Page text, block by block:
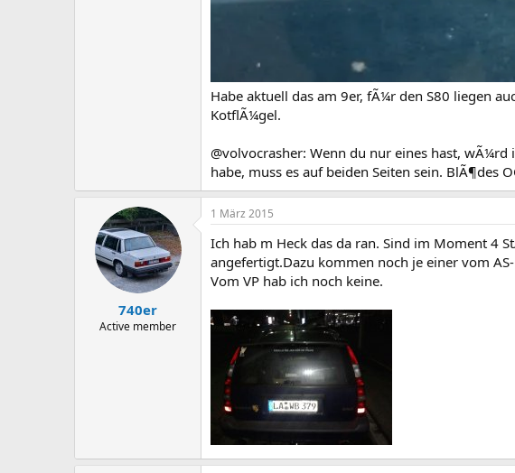
Habe aktuell das am 9er, fÃ¼r den S80 liegen
KotflÃ¼gel.
@volvocrasher: Wenn du nur eines hast,
habe, muss es auf beiden Seiten sein. BlÃ¶des
740er
Active member
1 März 2015
Ich hab m Heck das da ran. Sind im Moment 4
angefertigt.Dazu kommen noch je einer vom
Vom VP hab ich noch keine.